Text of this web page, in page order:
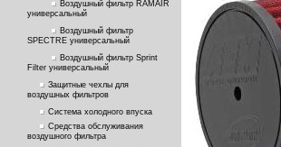
Воздушный фильтр RAMAIR
универсальный
Воздушный фильтр
SPECTRE универсальный
Воздушный фильтр Sprint
Filter универсальный
Защитные чехлы для
воздушных фильтров
Система холодного впуска
Средства обслуживания
воздушного фильтра